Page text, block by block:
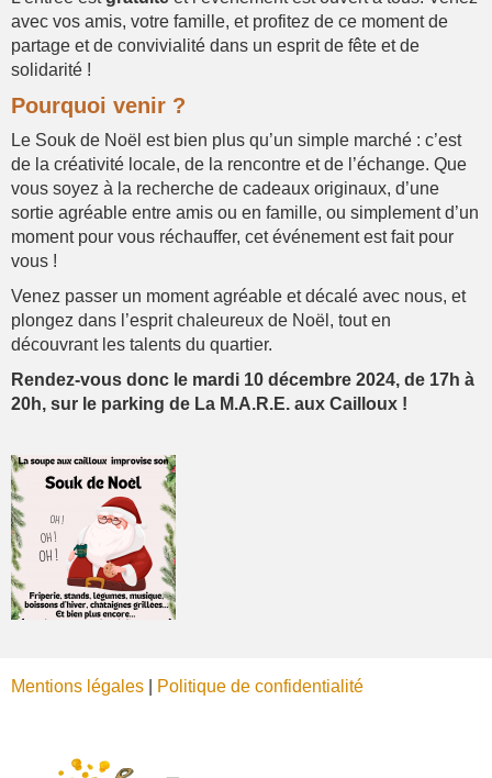
avec vos amis, votre famille, et profitez de ce moment de
partage et de convivialité dans un esprit de fête et de
solidarité !
Pourquoi venir ?
Le Souk de Noël est bien plus qu’un simple marché : c’est
de la créativité locale, de la rencontre et de l’échange. Que
vous soyez à la recherche de cadeaux originaux, d’une
sortie agréable entre amis ou en famille, ou simplement d’un
moment pour vous réchauffer, cet événement est fait pour
vous !
Venez passer un moment agréable et décalé avec nous, et
plongez dans l’esprit chaleureux de Noël, tout en
découvrant les talents du quartier.
Rendez-vous donc le mardi 10 décembre 2024, de 17h à
20h, sur le parking de La M.A.R.E. aux Cailloux !
Mentions légales Politique de confidentialité